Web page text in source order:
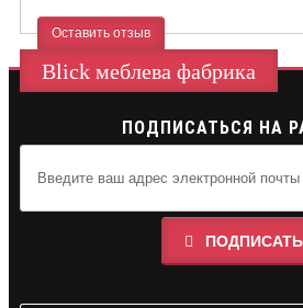
Оставить отзыв
Blick меблева фабрика
ПОДПИСАТЬСЯ НА